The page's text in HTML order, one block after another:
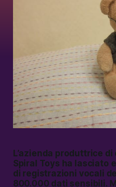
L’azienda produttrice
Spiral Toys ha lasciato
di registrazioni vocali
800.000 dati sensibili.